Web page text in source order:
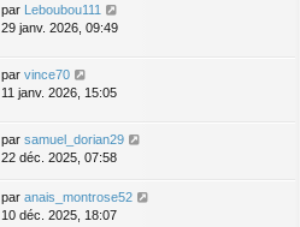
par Leboubou111
29 janv. 2026, 09:49
par vince70
11 janv. 2026, 15:05
par samuel_dorian29
22 déc. 2025, 07:58
par anais_montrose52
10 déc. 2025, 18:07